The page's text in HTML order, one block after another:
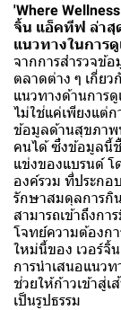
'Where
จิ้น แอ็คทีฟ ล่าสุ
แนวทางในการ
จากการสำรวจข้
ตลาดต่าง ๆ เกี่ย
แนวทางด้านการ
ไม่ใช่แค่เพียงแต่
ข้อมูลด้านสุขภาพ
คนได้ ซึ่งข้อมูลนี้
แข่งของแบรนด์
องค์รวม ที่ประก
รักษาสมดุลการกิ
สามารถเข้าถึงก
โจทย์ความต้องก
ใหม่นี้ของ เวอร์จิ้
การนำเสนอแนว
ช่วยให้ก้าวเข้าสู่
เป็นรูปธรรม